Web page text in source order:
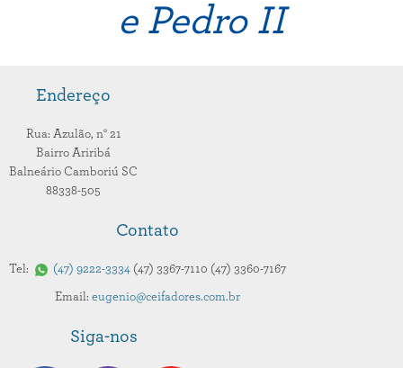
e Pedro II
Endereço
Rua: Azulão, n° 21
Bairro Ariribá
Balneário Camboriú SC
88338-505
Contato
Tel: 47 9222-3334 47 3367-7110 47 3360-7167
Email: eugenio@ceifadores.com.br
Siga-nos